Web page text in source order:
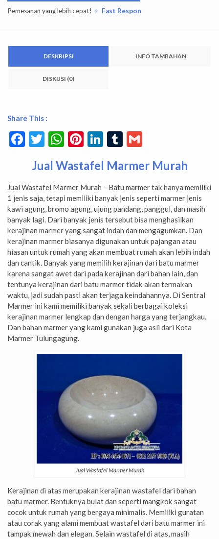
Pemesanan yang lebih cepat! Fast Respon
DESKRIPSI INFO TAMBAHAN
DISKUSI (0)
Share This :
Facebook
Twitter
WhatsApp
Pinterest
LinkedIn
Tumblr
Jual Wastafel Marmer Murah
Jual Wastafel Marmer Murah – Batu marmer tak hanya memiliki
1 jenis saja, tetapi memiliki banyak jenis seperti marmer jenis
kawi agung, bromo agung, ujung pandang, panggul, dan masih
banyak lagi. Dari banyak jenis tersebut bisa menghasilkan
kerajinan marmer yang sangat indah dan mengagumkan. Dan
kerajinan marmer biasanya digunakan untuk pajangan atau
hiasan untuk rumah yang akan membuat rumah akan lebih indah
dan cantik. Banyak yang memilih kerajinan dari batu marmer
karena sangat awet dari pada kerajinan dari bahan lain, dan
tentunya kerajinan dari batu marmer tidak akan termakan
waktu, jadi sudah pasti akan terjaga keindahannya. Di Sentral
Marmer ini kami memiliki banyak sekali berbagai koleksi
kerajinan marmer lengkap dan dengan harga yang terjangkau.
Dan bahan marmer yang kami gunakan juga asli dari Kota
Marmer Tulungagung.
Jual Wastafel Marmer Murah
Kerajinan di atas merupakan kerajinan wastafel dari bahan
batu marmer. Bentuknya bulat dan seperti mangkok sangat
cocok untuk rumah yang bergaya minimalis. Memiliki guratan
atau corak yang alami membuat wastafel dari batu marmer ini
tampak mewah dan elegan. Selain wastafel di atas, masih